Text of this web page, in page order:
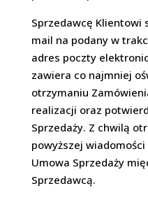
Sprzedawcę Klientowi
mail na podany w
adres poczty
zawiera co najmniej
otrzymaniu
realizacji oraz
Sprzedaży. Z chwilą
powyższej
Umowa Sprzedaży
Sprzedawcą.